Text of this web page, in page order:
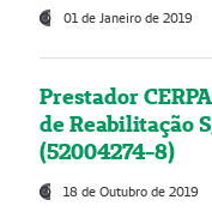
01 de Janeiro de 2019
Prestador
de Reabilitação
(52004274-8)
18 de Outubro de 2019